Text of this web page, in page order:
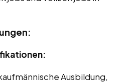
Ausbildung,